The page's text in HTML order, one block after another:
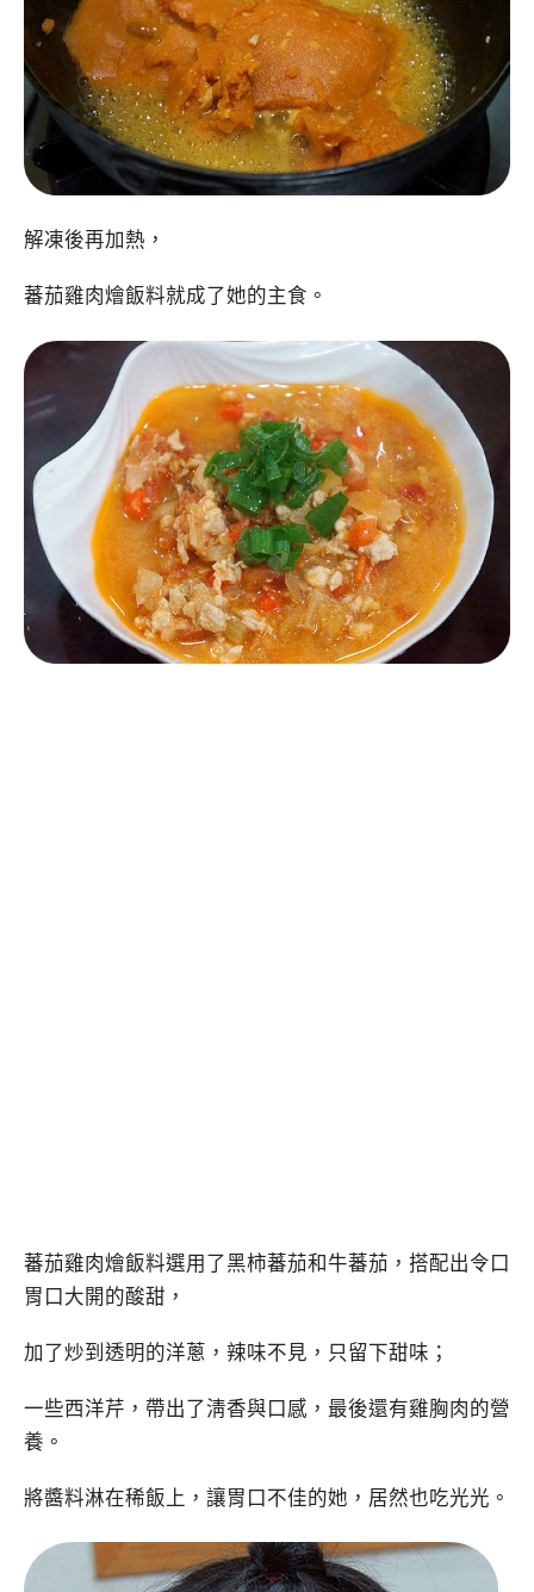
解凍後再加熱，
蕃茄雞肉燴飯料就成了她的主食。
蕃茄雞肉燴飯料選用了黑柿蕃茄和牛蕃茄，搭配出令口
胃口大開的酸甜，
加了炒到透明的洋蔥，辣味不見，只留下甜味；
一些西洋芹，帶出了淸香與口感，最後還有雞胸肉的營
養。
將醬料淋在稀飯上，讓胃口不佳的她，居然也吃光光。